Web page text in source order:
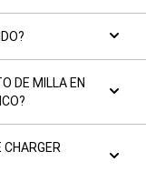
DE MILLA EN